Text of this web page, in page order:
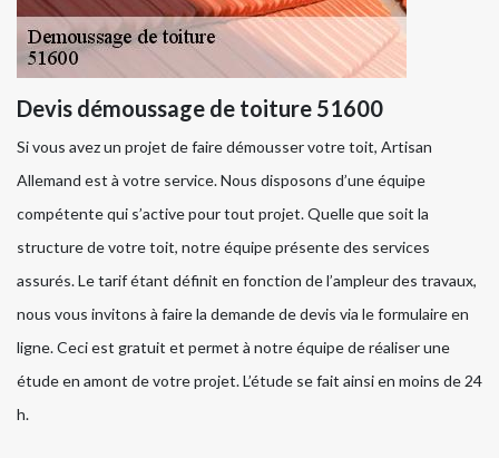
Devis démoussage de toiture 51600
Si vous avez un projet de faire démousser votre toit, Artisan
Allemand est à votre service. Nous disposons d’une équipe
compétente qui s’active pour tout projet. Quelle que soit la
structure de votre toit, notre équipe présente des services
assurés. Le tarif étant définit en fonction de l’ampleur des travaux,
nous vous invitons à faire la demande de devis via le formulaire en
ligne. Ceci est gratuit et permet à notre équipe de réaliser une
étude en amont de votre projet. L’étude se fait ainsi en moins de 24
h.